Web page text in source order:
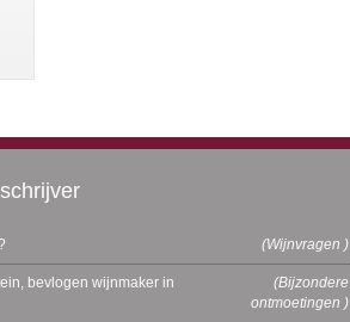
(Wijnvragen )
bevlogen wijnmaker in
(Bijzondere
ontmoetingen )